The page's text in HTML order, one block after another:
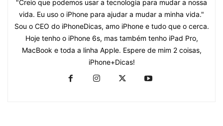
"Creio que podemos usar a tecnologia para mudar a nossa
vida. Eu uso o iPhone para ajudar a mudar a minha vida."
Sou o CEO do iPhoneDicas, amo iPhone e tudo que o cerca.
Hoje tenho o iPhone 6s, mas também tenho iPad Pro,
MacBook e toda a linha Apple. Espere de mim 2 coisas,
iPhone+Dicas!